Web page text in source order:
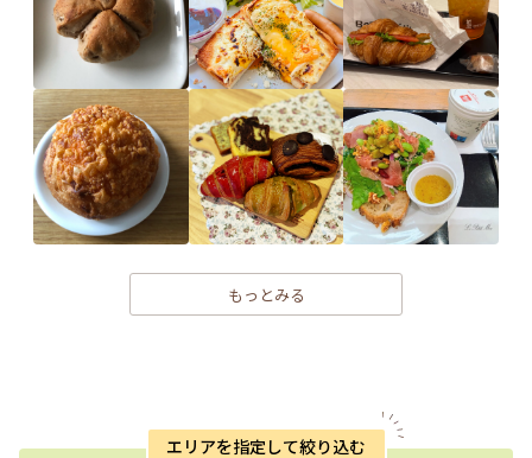
もっとみる
エリアを指定して絞り込む